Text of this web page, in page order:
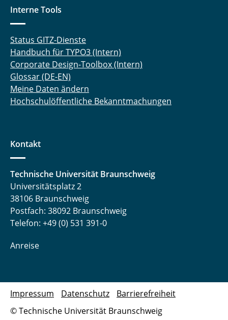
Interne Tools
Status GITZ-Dienste
Handbuch für TYPO3 (Intern)
Corporate Design-Toolbox (Intern)
Glossar (DE-EN)
Meine Daten ändern
Hochschulöffentliche Bekanntmachungen
Kontakt
Technische Universität Braunschweig
Universitätsplatz 2
38106 Braunschweig
Postfach: 38092 Braunschweig
Telefon: +49 (0) 531 391-0
Anreise
© Technische Universität Braunschweig
Impressum Datenschutz Barrierefreiheit